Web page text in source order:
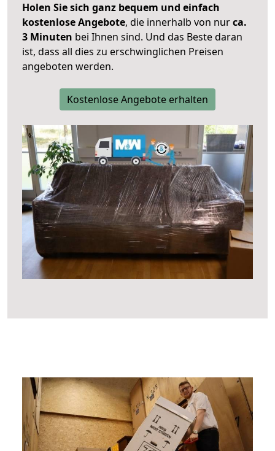
Holen Sie sich ganz bequem und einfach
kostenlose Angebote, die innerhalb von nurca.
3 Minuten bei Ihnen sind. Und das Beste daran
ist, dass all dies zu erschwinglichen Preisen
angeboten werden.
Kostenlose Angebote erhalten